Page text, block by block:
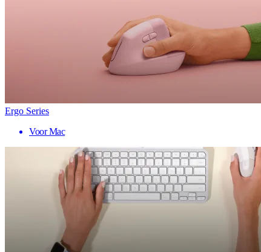
Ergo Series
Voor Mac